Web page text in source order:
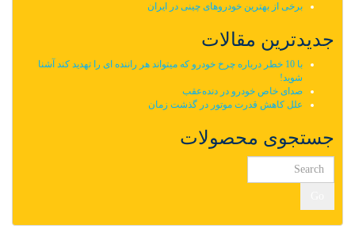
برخی از بهترین خودروهای چینی در ایران
جدیدترین مقالات
با 10 خطر درباره چرخ خودرو که میتواند هر راننده ای را تهدید کند آشنا
شوید!
صدای خاص خودرو در دنده‌عقب
علل کاهش قدرت موتور در گذشت زمان
جستجوی محصولات